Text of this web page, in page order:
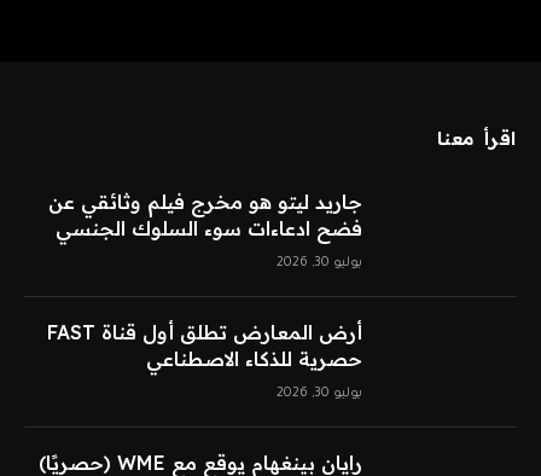
اقرأ معنا
جاريد ليتو هو مخرج فيلم وثائقي عن
فضح ادعاءات سوء السلوك الجنسي
يوليو 30, 2026
أرض المعارض تطلق أول قناة FAST
حصرية للذكاء الاصطناعي
يوليو 30, 2026
رايان بينغهام يوقع مع WME (حصريًا)